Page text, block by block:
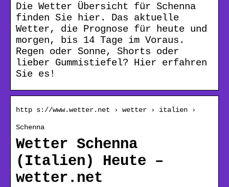
Die Wetter Übersicht für Schenna
finden Sie hier. Das aktuelle
Wetter, die Prognose für heute und
morgen, bis 14 Tage im Voraus.
Regen oder Sonne, Shorts oder
lieber Gummistiefel? Hier erfahren
Sie es!
http s://www.wetter.net › wetter › italien ›
Schenna
Wetter Schenna
(Italien) Heute –
wetter.net